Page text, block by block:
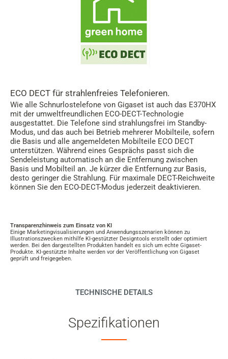
ECO DECT für strahlenfreies Telefonieren.
Wie alle Schnurlostelefone von Gigaset ist auch das E370HX
mit der umweltfreundlichen ECO-DECT-Technologie
ausgestattet. Die Telefone sind strahlungsfrei im Standby-
Modus, und das auch bei Betrieb mehrerer Mobilteile, sofern
die Basis und alle angemeldeten Mobilteile ECO DECT
unterstützen. Während eines Gesprächs passt sich die
Sendeleistung automatisch an die Entfernung zwischen
Basis und Mobilteil an. Je kürzer die Entfernung zur Basis,
desto geringer die Strahlung. Für maximale DECT-Reichweite
können Sie den ECO-DECT-Modus jederzeit deaktivieren.
Transparenzhinweis zum Einsatz von KI
Einige Marketingvisualisierungen und Anwendungsszenarien können zu
Illustrationszwecken mithilfe KI-gestützter Designtools erstellt oder optimiert
werden. Bei den dargestellten Produkten handelt es sich um echte Gigaset-
Produkte. KI-gestützte Inhalte werden vor der Veröffentlichung von Gigaset
geprüft und freigegeben.
TECHNISCHE DETAILS
Spezifikationen